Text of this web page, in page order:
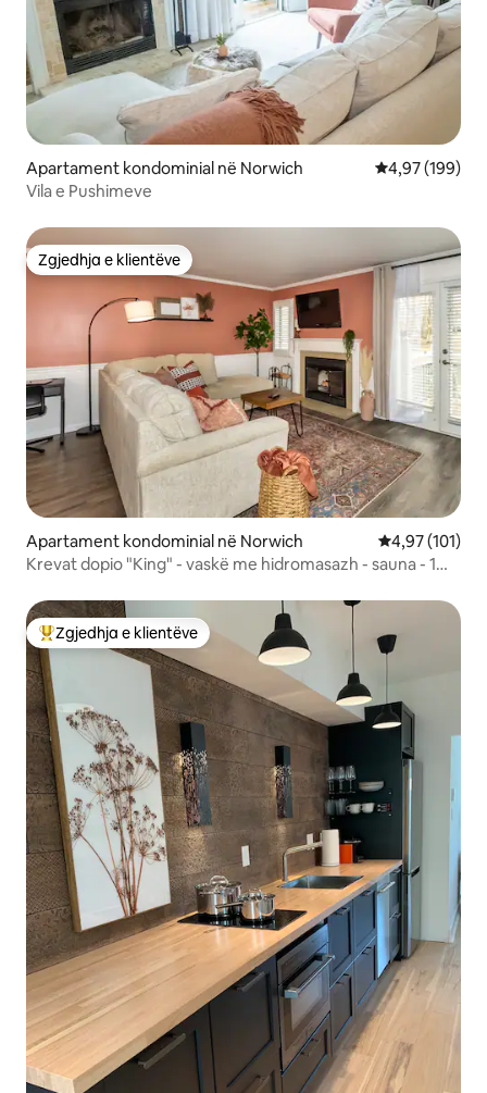
Apartament kondominial në Norwich Vlerësimi
4,97 (199)
Vila e Pushimeve
Zgjedhja e klientëve
Zgjedhja e klientëve
Apartament kondominial në Norwich Vlerësimi
4,97 (101)
Krevat dopio "King" - vaskë me hidromasazh - sauna - 1
Më të mirat e zgjedhjeve të klientëve
Zgjedhja e klientëve